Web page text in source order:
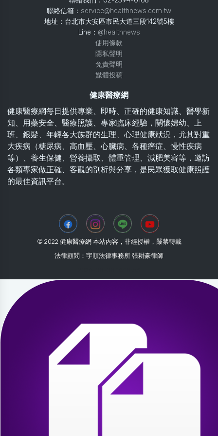
聯絡信箱： service@healthnews.com.tw
地址：台北市大安區市民大道三段142號5樓
Line： @healthnews
使用條款
隱私聲明
免責聲明
媒體投稿
健康醫療網
健康醫療網每日提供專業、即時、正確的健康知識、醫學新
知、用藥安全、醫療照護、專家臨床經驗，關懷婦幼、上
班、銀髮、年輕各大族群的生理、心理健康狀況，尤其對重
大疾病（糖尿病、高血壓、心臟病、各種癌症、慢性疾病
等）、養生保健、營養攝取、體重管理、減肥美容等，邀訪
各類專家做正確、客觀的剖析與分享，是民眾獲取健康照護
的最佳資訊平台。
© 2022 健康醫療網 本站內容，非經授權，嚴禁轉載
法律顧問：宇順法律事務所 張耕豪律師